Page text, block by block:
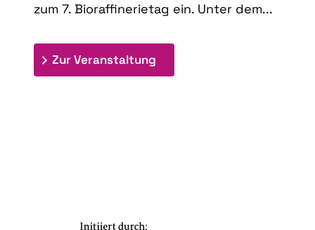
zum 7. Bioraffinerietag ein. Unter dem...
Zur Veranstaltung